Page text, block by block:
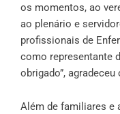
os momentos, ao
ao plenário e
profissionais de
como representante
obrigado”,
Além de familiares e